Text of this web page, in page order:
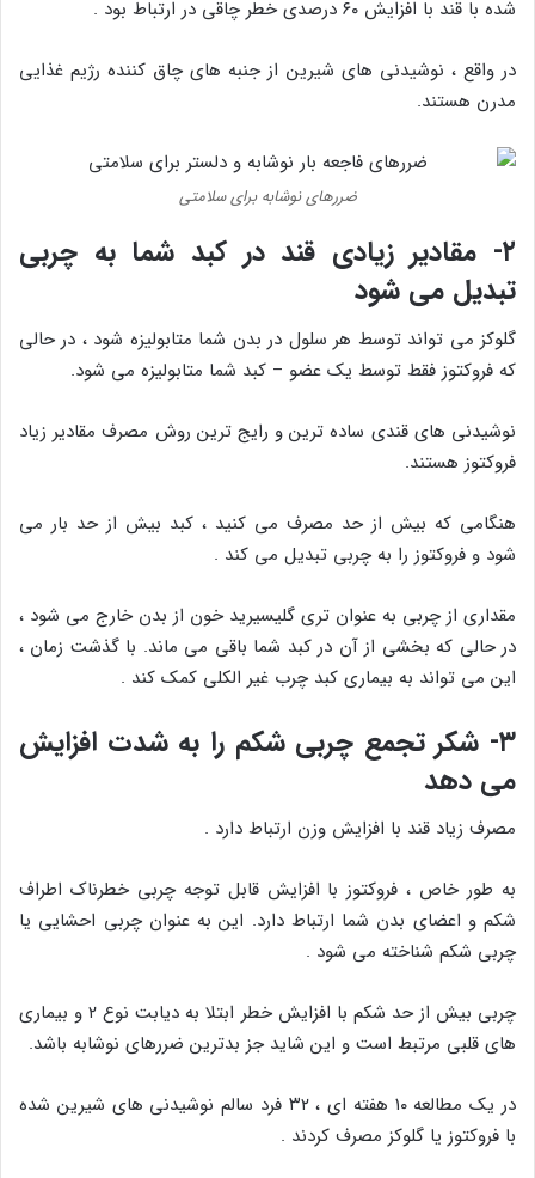
شده با قند با افزایش ۶۰ درصدی خطر چاقی در ارتباط بود .
در واقع ، نوشیدنی های شیرین از جنبه های چاق کننده رژیم غذایی
مدرن هستند.
ضررهای نوشابه برای سلامتی
۲- مقادیر زیادی قند در کبد شما به چربی
تبدیل می شود
گلوکز می تواند توسط هر سلول در بدن شما متابولیزه شود ، در حالی
که فروکتوز فقط توسط یک عضو – کبد شما متابولیزه می شود.
نوشیدنی های قندی ساده ترین و رایج ترین روش مصرف مقادیر زیاد
فروکتوز هستند.
هنگامی که بیش از حد مصرف می کنید ، کبد بیش از حد بار می
شود و فروکتوز را به چربی تبدیل می کند .
مقداری از چربی به عنوان تری گلیسیرید خون از بدن خارج می شود ،
در حالی که بخشی از آن در کبد شما باقی می ماند. با گذشت زمان ،
این می تواند به بیماری کبد چرب غیر الکلی کمک کند .
۳- شکر تجمع چربی شکم را به شدت افزایش
می دهد
مصرف زیاد قند با افزایش وزن ارتباط دارد .
به طور خاص ، فروکتوز با افزایش قابل توجه چربی خطرناک اطراف
شکم و اعضای بدن شما ارتباط دارد. این به عنوان چربی احشایی یا
چربی شکم شناخته می شود .
چربی بیش از حد شکم با افزایش خطر ابتلا به دیابت نوع ۲ و بیماری
های قلبی مرتبط است و این شاید جز بدترین ضررهای نوشابه باشد.
در یک مطالعه ۱۰ هفته ای ، ۳۲ فرد سالم نوشیدنی های شیرین شده
با فروکتوز یا گلوکز مصرف کردند .